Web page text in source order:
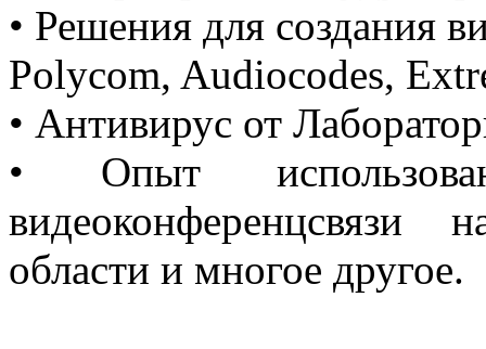
• Решения для создания
Polycom, Audiocodes,
• Антивирус от
• Опыт
видеоконференцсвязи
области и многое другое.